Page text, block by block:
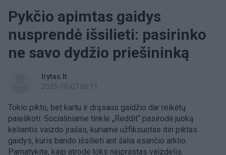
Pykčio apimtas gaidys
nusprendė išsilieti: pasirinko
ne savo dydžio priešininką
lrytas.lt
2025-10-07 06:11
Tokio pikto, bet kartu ir drąsaus gaidžio dar reikėtų
paieškoti. Socialiniame tinkle „Reddit“ pasirodė juoką
keliantis vaizdo įrašas, kuriame užfiksuotas itin piktas
gaidys, kuris bando išsilieti ant šalia esančio arklio.
Pamatykite, kaip atrodė toks neįprastas vaizdelis.